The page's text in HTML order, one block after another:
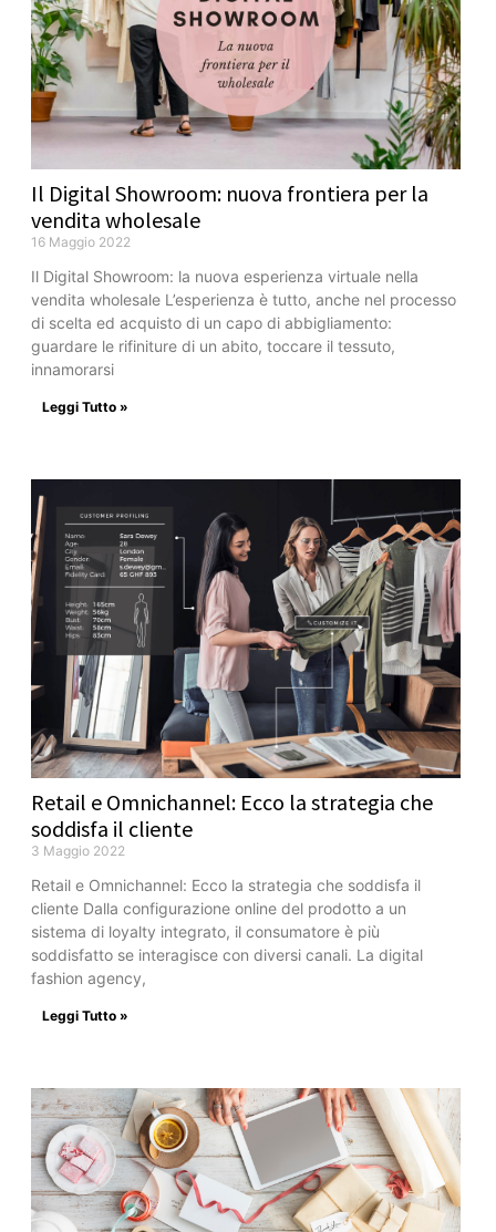
Il Digital Showroom: nuova frontiera per la
vendita wholesale
16 Maggio 2022
Il Digital Showroom: la nuova esperienza virtuale nella
vendita wholesale L’esperienza è tutto, anche nel processo
di scelta ed acquisto di un capo di abbigliamento:
guardare le rifiniture di un abito, toccare il tessuto,
innamorarsi
Leggi Tutto »
Retail e Omnichannel: Ecco la strategia che
soddisfa il cliente
3 Maggio 2022
Retail e Omnichannel: Ecco la strategia che soddisfa il
cliente Dalla configurazione online del prodotto a un
sistema di loyalty integrato, il consumatore è più
soddisfatto se interagisce con diversi canali. La digital
fashion agency,
Leggi Tutto »